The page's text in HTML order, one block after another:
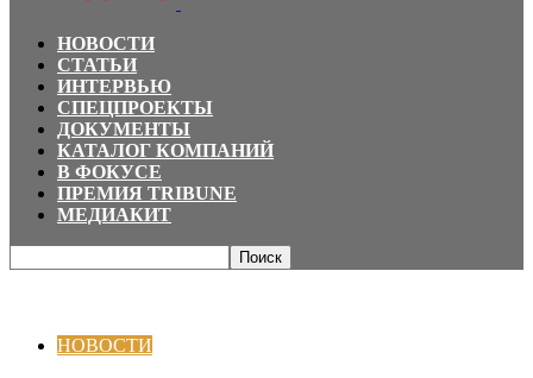
НОВОСТИ
СТАТЬИ
ИНТЕРВЬЮ
СПЕЦПРОЕКТЫ
ДОКУМЕНТЫ
КАТАЛОГ КОМПАНИЙ
В ФОКУСЕ
ПРЕМИЯ TRIBUNE
МЕДИАКИТ
НОВОСТИ